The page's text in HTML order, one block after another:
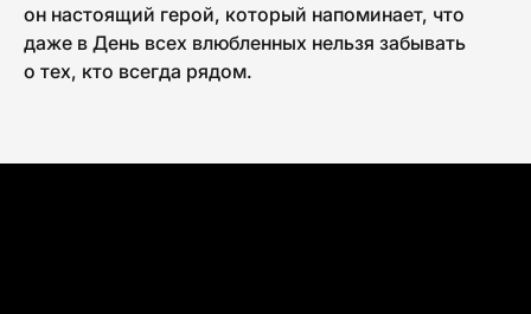
он настоящий герой, который напоминает, что
даже в День всех влюбленных нельзя забывать
о тех, кто всегда рядом.